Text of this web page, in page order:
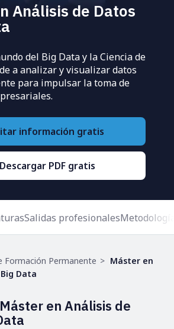
Análisis de Datos
del Big Data y la Ciencia de
a analizar y visualizar datos
para impulsar la toma de
información gratis
Descargar PDF gratis
Salidas profesionales
Formación Permanente
Máster en
Data
en Análisis de